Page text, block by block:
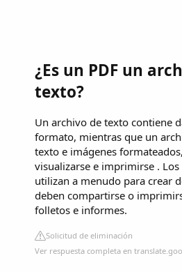
¿Es un PDF un
texto?
Un archivo de texto contiene
formato, mientras que un
texto e imágenes
visualizarse e imprimirse . Los
utilizan a menudo para crear
deben compartirse o
folletos e informes.
Solicitud de eliminación
Ver respuesta completa en